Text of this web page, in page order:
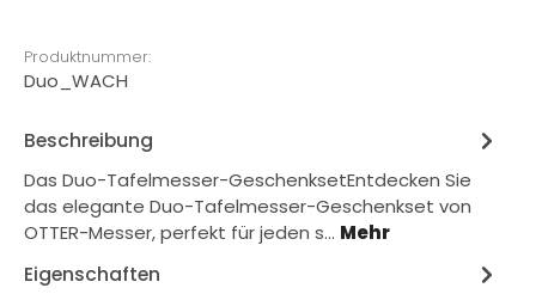
Produktnummer:
Duo_WACH
Beschreibung
Das Duo-Tafelmesser-GeschenksetEntdecken Sie
das elegante Duo-Tafelmesser-Geschenkset von
OTTER-Messer, perfekt für jeden s… Mehr
Eigenschaften